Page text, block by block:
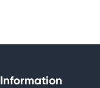
Information